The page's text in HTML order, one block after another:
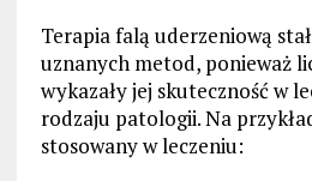
Terapia falą uderzeniową
uznanych metod, ponieważ
wykazały jej skuteczność w
rodzaju patologii. Na
stosowany w leczeniu: